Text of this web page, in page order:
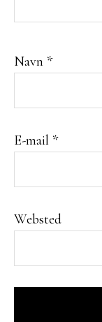
Navn *
E-mail *
Websted